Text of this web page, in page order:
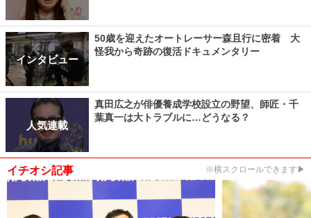
インタビュー
50歳を迎えたオートレーサー森且行に密着 大
怪我から奇跡の復活ドキュメンタリー
人気連載
真田広之が俳優養成学校設立の野望、師匠・千
葉真一は大トラブルに…どうなる？
イチオシ記事 ※横スクロールできます▶